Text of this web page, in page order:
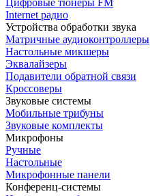
Цифровые тюнеры FM
Internet радио
Устройства обработки звука
Матричные аудиоконтроллеры
Настольные микшеры
Эквалайзеры
Подавители обратной связи
Кроссоверы
Звуковые системы
Мобильные трибуны
Звуковые комплекты
Микрофоны
Ручные
Настольные
Микрофонные панели
Конференц-системы